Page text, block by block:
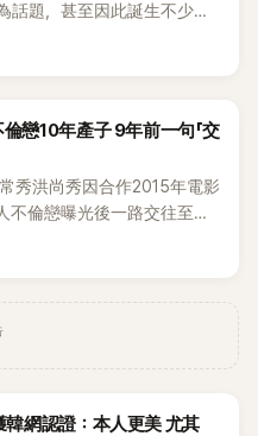
話題，甚至因此誕生不少
男神」。過去包括泫雅、宣
戀10年產子 9年前一句「交
秀洪尚秀因合作2015年電影
不倫戀曝光後一路交往至
迎來兩人的兒子。金珉禧也
再度掀起熱議。
認證：本人更美 尤其